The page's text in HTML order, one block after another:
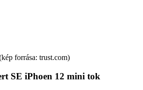
forrása: trust.com)
SE iPhoen 12 mini tok